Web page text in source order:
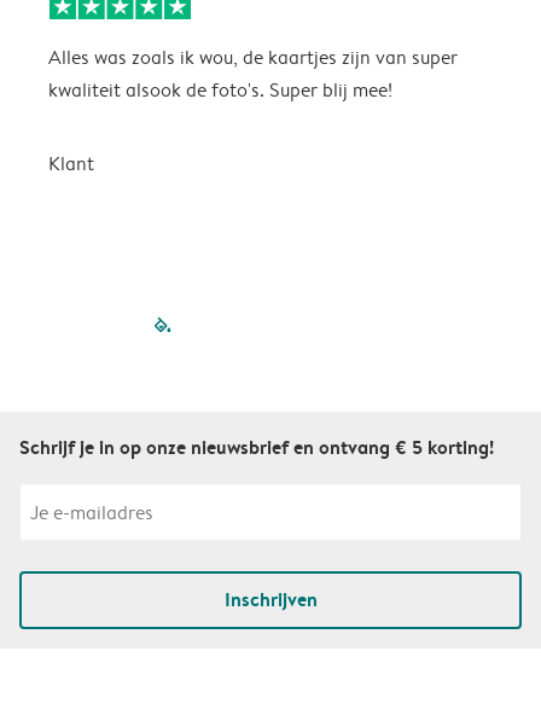
Alles was zoals ik wou, de kaartjes zijn van super
kwaliteit alsook de foto's. Super blij mee!
Klant
filled-pagination
Schrijf je in op onze nieuwsbrief en ontvang € 5 korting!
Inschrijven